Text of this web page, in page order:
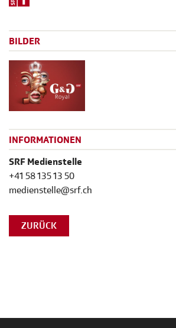
BILDER
INFORMATIONEN
SRF Medienstelle
+41 58 135 13 50
medienstelle@srf.ch
ZURÜCK